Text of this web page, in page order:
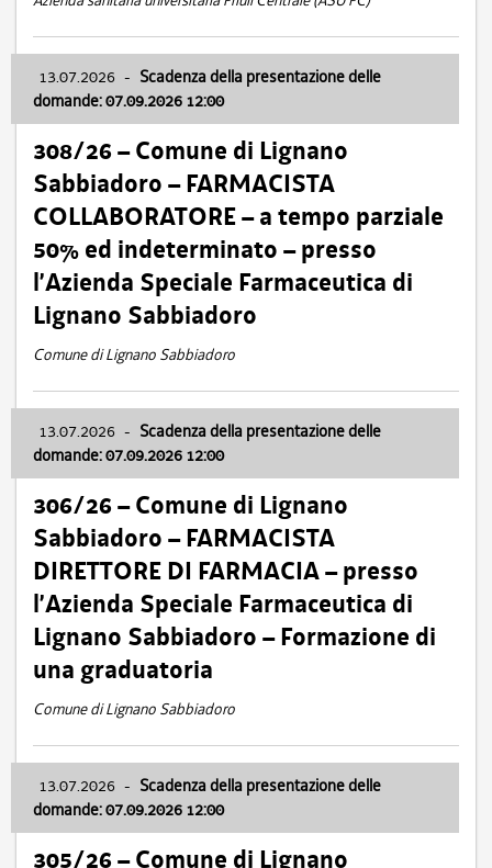
13.07.2026 - Scadenza della presentazione delle
domande: 07.09.2026 12:00
308/26 – Comune di Lignano
Sabbiadoro – FARMACISTA
COLLABORATORE – a tempo parziale
50% ed indeterminato – presso
l’Azienda Speciale Farmaceutica di
Lignano Sabbiadoro
Comune di Lignano Sabbiadoro
13.07.2026 - Scadenza della presentazione delle
domande: 07.09.2026 12:00
306/26 – Comune di Lignano
Sabbiadoro – FARMACISTA
DIRETTORE DI FARMACIA – presso
l’Azienda Speciale Farmaceutica di
Lignano Sabbiadoro – Formazione di
una graduatoria
Comune di Lignano Sabbiadoro
13.07.2026 - Scadenza della presentazione delle
domande: 07.09.2026 12:00
305/26 – Comune di Lignano